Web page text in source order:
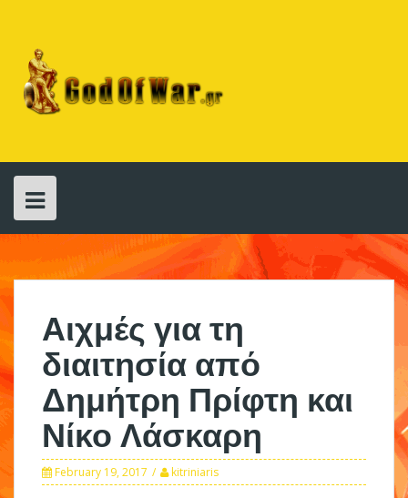
content
Αιχμές για τη
διαιτησία από
Δημήτρη Πρίφτη και
Νίκο Λάσκαρη
February 19, 2017 kitriniaris